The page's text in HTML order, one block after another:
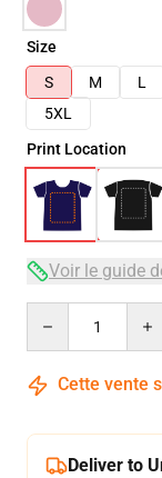
Size
S
M L
5XL
Print Location
Voir le guide
Cette vente
Deliver to